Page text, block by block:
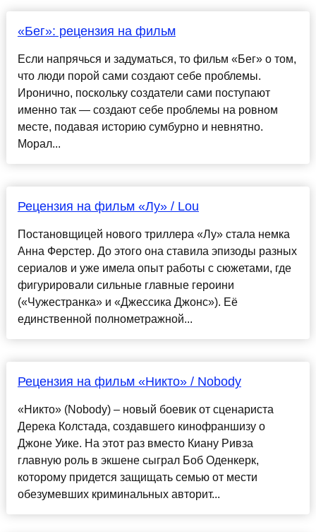
«Бег»: рецензия на фильм
Если напрячься и задуматься, то фильм «Бег» о том,
что люди порой сами создают себе проблемы.
Иронично, поскольку создатели сами поступают
именно так — создают себе проблемы на ровном
месте, подавая историю сумбурно и невнятно.
Морал...
Рецензия на фильм «Лу» / Lou
Постановщицей нового триллера «Лу» стала немка
Анна Ферстер. До этого она ставила эпизоды разных
сериалов и уже имела опыт работы с сюжетами, где
фигурировали сильные главные героини
(«Чужестранка» и «Джессика Джонс»). Её
единственной полнометражной...
Рецензия на фильм «Никто» / Nobody
«Никто» (Nobody) – новый боевик от сценариста
Дерека Колстада, создавшего кинофраншизу о
Джоне Уике. На этот раз вместо Киану Ривза
главную роль в экшене сыграл Боб Оденкерк,
которому придется защищать семью от мести
обезумевших криминальных авторит...